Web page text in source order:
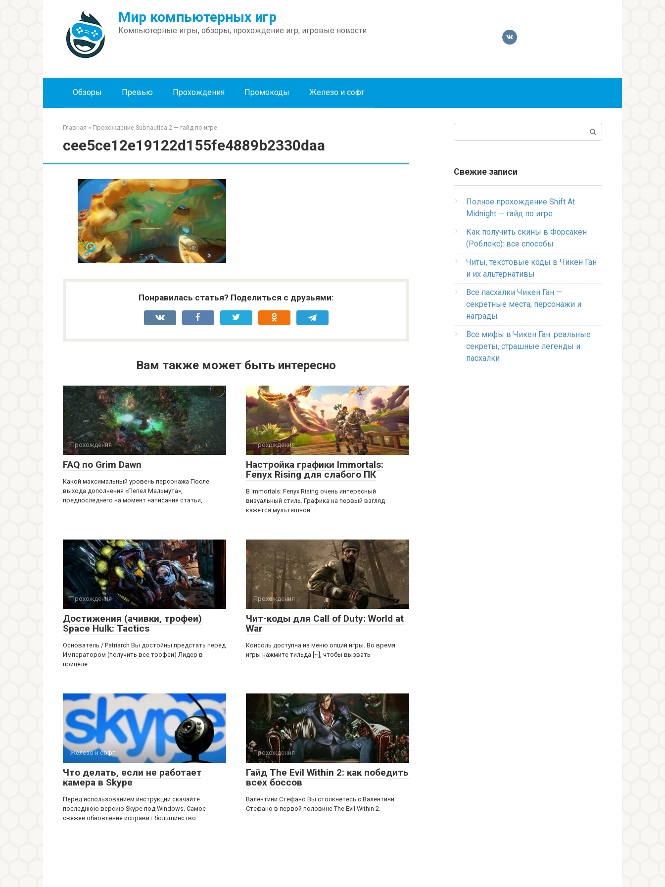
Мир компьютерных игр
Компьютерные игры, обзоры, прохождение игр, игровые новости
Обзоры Превью Прохождения Промокоды Железо и софт
Главная » Прохождение Subnautica 2 — гайд по игре
cee5ce12e19122d155fe4889b2330daa
Понравилась статья? Поделиться с друзьями:
Вам также может быть интересно
Прохождения
FAQ по Grim Dawn
Какой максимальный уровень персонажа После
выхода дополнения «Пепел Мальмута»,
предпоследнего на момент написания статьи,
Прохождения
Настройка графики Immortals:
Fenyx Rising для слабого ПК
В Immortals: Fenyx Rising очень интересный
визуальный стиль. Графика на первый взгляд
кажется мультяшной
Прохождения
Достижения (ачивки, трофеи)
Space Hulk: Tactics
Основатель / Patriarch Вы достойны предстать перед
Императором (получить все трофеи) Лидер в
прицеле
Прохождения
Чит-коды для Call of Duty: World at
War
Консоль доступна из меню опций игры. Во время
игры нажмите тильда [~], чтобы вызвать
Железо и софт
Что делать, если не работает
камера в Skype
Перед использованием инструкции скачайте
последнюю версию Skype под Windows. Самое
свежее обновление исправит большинство
Прохождения
Гайд The Evil Within 2: как победить
всех боссов
Валентини Стефано Вы столкнетесь с Валентини
Стефано в первой половине The Evil Within 2.
Свежие записи
Полное прохождение Shift At
Midnight — гайд по игре
Как получить скины в Форсакен
(Роблокс): все способы
Читы, текстовые коды в Чикен Ган
и их альтернативы
Все пасхалки Чикен Ган —
секретные места, персонажи и
награды
Все мифы в Чикен Ган: реальные
секреты, страшные легенды и
пасхалки